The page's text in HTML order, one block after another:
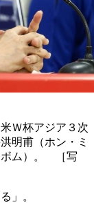
Ｗ杯アジア３次
明甫（ホン・ミ
ボム）。 ［写
」。